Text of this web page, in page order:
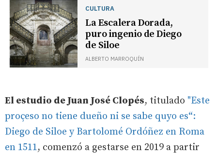
CULTURA
La Escalera Dorada,
puro ingenio de Diego
de Siloe
ALBERTO MARROQUÍN
El estudio de Juan José Clopés, titulado "Este
proçeso no tiene dueño ni se sabe quyo es“:
Diego de Siloe y Bartolomé Ordóñez en Roma
en 1511, comenzó a gestarse en 2019 a partir